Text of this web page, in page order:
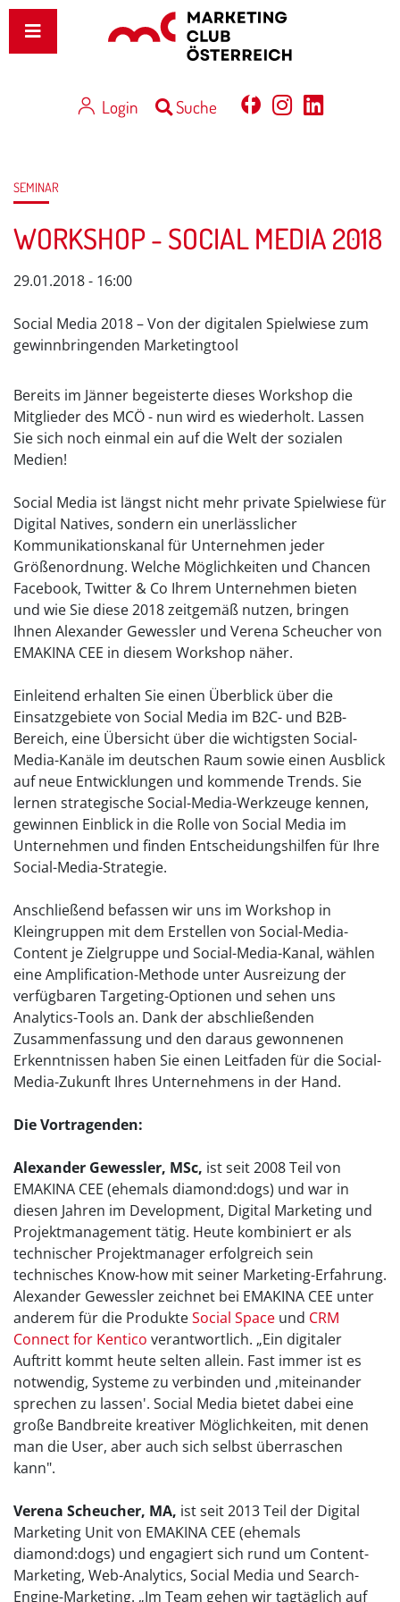
Login Suche
SEMINAR
WORKSHOP - SOCIAL MEDIA 2018
29.01.2018 - 16:00
Social Media 2018 – Von der digitalen Spielwiese zum
gewinnbringenden Marketingtool
Bereits im Jänner begeisterte dieses Workshop die
Mitglieder des MCÖ - nun wird es wiederholt. Lassen
Sie sich noch einmal ein auf die Welt der sozialen
Medien!
Social Media ist längst nicht mehr private Spielwiese für
Digital Natives, sondern ein unerlässlicher
Kommunikationskanal für Unternehmen jeder
Größenordnung. Welche Möglichkeiten und Chancen
Facebook, Twitter & Co Ihrem Unternehmen bieten
und wie Sie diese 2018 zeitgemäß nutzen, bringen
Ihnen Alexander Gewessler und Verena Scheucher von
EMAKINA CEE in diesem Workshop näher.
Einleitend erhalten Sie einen Überblick über die
Einsatzgebiete von Social Media im B2C- und B2B-
Bereich, eine Übersicht über die wichtigsten Social-
Media-Kanäle im deutschen Raum sowie einen Ausblick
auf neue Entwicklungen und kommende Trends. Sie
lernen strategische Social-Media-Werkzeuge kennen,
gewinnen Einblick in die Rolle von Social Media im
Unternehmen und finden Entscheidungshilfen für Ihre
Social-Media-Strategie.
Anschließend befassen wir uns im Workshop in
Kleingruppen mit dem Erstellen von Social-Media-
Content je Zielgruppe und Social-Media-Kanal, wählen
eine Amplification-Methode unter Ausreizung der
verfügbaren Targeting-Optionen und sehen uns
Analytics-Tools an. Dank der abschließenden
Zusammenfassung und den daraus gewonnenen
Erkenntnissen haben Sie einen Leitfaden für die Social-
Media-Zukunft Ihres Unternehmens in der Hand.
Die Vortragenden:
Alexander Gewessler, MSc, ist seit 2008 Teil von
EMAKINA CEE (ehemals diamond:dogs) und war in
diesen Jahren im Development, Digital Marketing und
Projektmanagement tätig. Heute kombiniert er als
technischer Projektmanager erfolgreich sein
technisches Know-how mit seiner Marketing-Erfahrung.
Alexander Gewessler zeichnet bei EMAKINA CEE unter
anderem für die ProdukteSocial Space und CRM
Connect for Kentico verantwortlich. „Ein digitaler
Auftritt kommt heute selten allein. Fast immer ist es
notwendig, Systeme zu verbinden und ‚miteinander
sprechen zu lassen'. Social Media bietet dabei eine
große Bandbreite kreativer Möglichkeiten, mit denen
man die User, aber auch sich selbst überraschen
kann".
Verena Scheucher, MA, ist seit 2013 Teil der Digital
Marketing Unit von EMAKINA CEE (ehemals
diamond:dogs) und engagiert sich rund um Content-
Marketing, Web-Analytics, Social Media und Search-
Engine-Marketing. „Im Team gehen wir tagtäglich auf